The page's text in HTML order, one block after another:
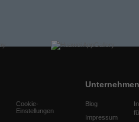
Cookie-
Einstellungen
Unternehmen
Blog
Impressum